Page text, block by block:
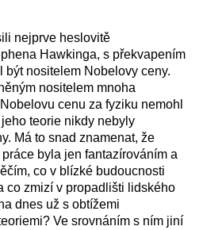
nejprve heslovitě
Hawkinga, s překvapením
být nositelem Nobelovy ceny.
nositelem mnoha
cenu za fyziku nemohl
teorie nikdy nebyly
Má to snad znamenat, že
byla jen fantazírováním a
co v blízké budoucnosti
co zmizí v propadlišti lidského
dnes už s obtížemi
Ve srovnáním s ním jiní